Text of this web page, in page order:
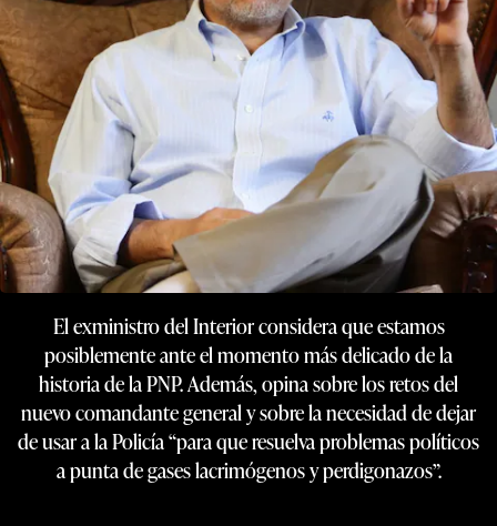
El exministro del Interior considera que estamos
posiblemente ante el momento más delicado de la
historia de la PNP. Además, opina sobre los retos del
nuevo comandante general y sobre la necesidad de dejar
de usar a la Policía “para que resuelva problemas políticos
a punta de gases lacrimógenos y perdigonazos”.